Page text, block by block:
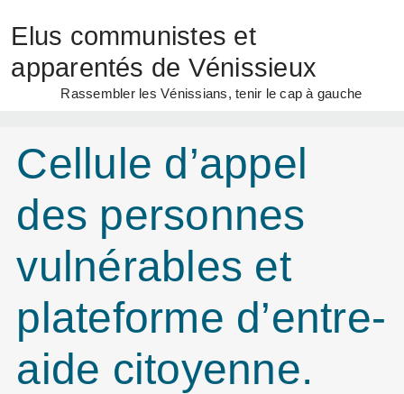
Elus communistes et
apparentés de Vénissieux
Rassembler les Vénissians, tenir le cap à gauche
Cellule d’appel
des personnes
vulnérables et
plateforme d’entre-
aide citoyenne.